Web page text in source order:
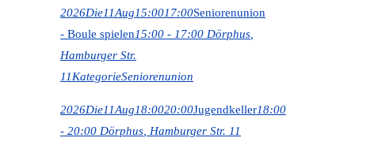
2026Die11Aug15:0017:00Seniorenunion
- Boule spielen15:00 - 17:00 Dörphus
Hamburger Str.
11KategorieSeniorenunion
2026Die11Aug18:0020:00Jugendkeller18:00
- 20:00 Dörphus , Hamburger Str. 11